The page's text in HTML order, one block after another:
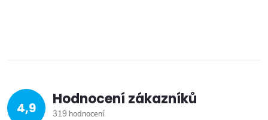
4,9 Hodnocení zákazníků
319 hodnocení